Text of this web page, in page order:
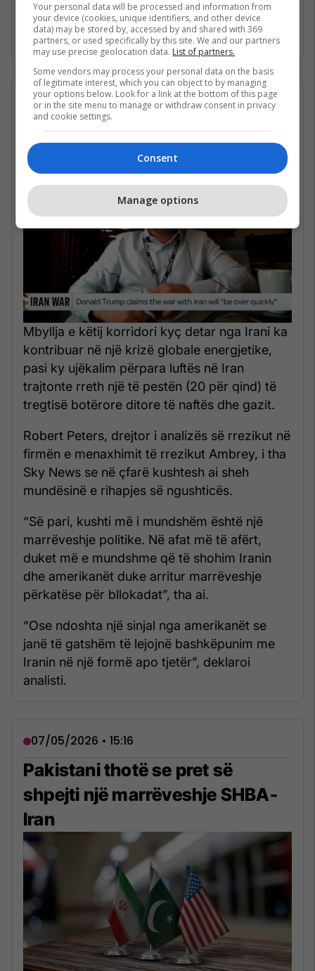
Gjirin Persik dhe nuk janë në gjendje të arrijnë
në det të hapur për shkak të bllokadës
iraniane. /Telegrafi/
07/05/2026 • 16:19
Në çfarë kushtesh mund të
rihapet Ngushtica e Hormuzit?
Mbyllja e këtij korridori kyç detar nga Irani ka
kontribuar në një krizë globale energjetike,
pasi ky ujëkalim përpara luftës në Iran
trajtonte rreth një të pestën (20 për qind) të
tregtisë botërore ditore të naftës dhe gazit.
Robert Peters, drejtor i analizës së rrezikut në
firmën e menaxhimit të rrezikut Ambrey, i tha
Sky News se në çfarë kushtesh ai sheh
mundësinë e rihapjes së ngushticës.
“Së pari, kushti më i mundshëm është një
marrëveshje politike. Në afat më të afërt,
duket më e mundshme që të shohim Iranin
dhe amerikanët duke arritur marrëveshje
përkatëse për bllokadat”, tha ai.
“Ose ndoshta një sinjal nga amerikanët se
janë të gatshëm të lejojnë bashkëpunim me
Iranin në një formë apo tjetër”, deklaroi
analisti.
07/05/2026 • 15:16
Pakistani thotë se pret së
shpejti një marrëveshje SHBA-
Iran
Your personal data will be processed and information from
your device (cookies, unique identifiers, and other device
data) may be stored by, accessed by and shared with 369
partners, or used specifically by this site. We and our partners
may use precise geolocation data. List of partners.
Some vendors may process your personal data on the basis
of legitimate interest, which you can object to by managing
your options below. Look for a link at the bottom of this page
or in the site menu to manage or withdraw consent in privacy
and cookie settings.
Consent
Manage options